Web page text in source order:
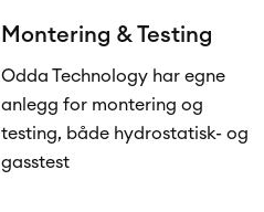
Montering & Testing
Odda Technology har egne
anlegg for montering og
testing, både hydrostatisk- og
gasstest